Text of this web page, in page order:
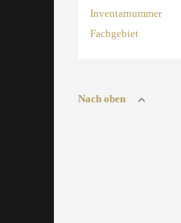
Inventarnummer
Fachgebiet
Nach oben